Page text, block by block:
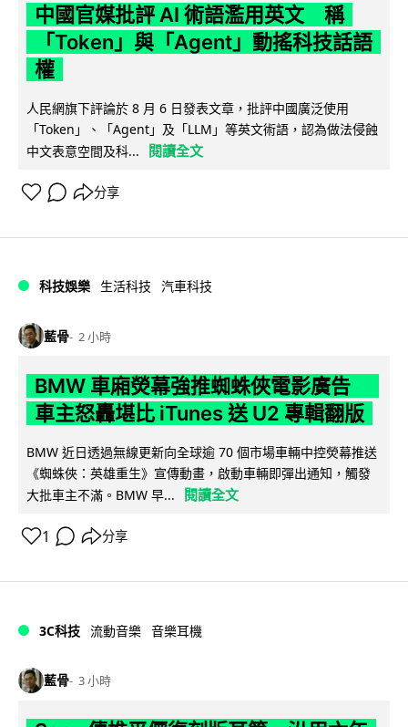
中國官媒批評 AI 術語濫用英文 稱
「Token」與「Agent」動搖科技話語
權
人民網旗下評論於 8 月 6 日發表文章，批評中國廣泛使用
「Token」、「Agent」及「LLM」等英文術語，認為做法侵蝕
中文表意空間及科...
閱讀全文
分享
科技娛樂 生活科技 汽車科技
藍骨 2 小時
BMW 車廂熒幕強推蜘蛛俠電影廣告
車主怒轟堪比 iTunes 送 U2 專輯翻版
BMW 近日透過無線更新向全球逾 70 個市場車輛中控熒幕推送
《蜘蛛俠：英雄重生》宣傳動畫，啟動車輛即彈出通知，觸發
大批車主不滿。BMW 早...
閱讀全文
1 分享
3C科技 流動音樂 音樂耳機
藍骨 3 小時